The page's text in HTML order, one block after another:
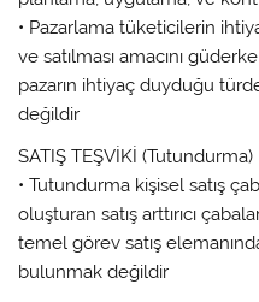
• Pazarlama tüketicilerin
ve satılması amacını
pazarın ihtiyaç duyduğu
değildir
SATIŞ TEŞVİKİ (Tutundurma)
• Tutundurma kişisel satış
oluşturan satış arttırıcı
temel görev satış
bulunmak değildir